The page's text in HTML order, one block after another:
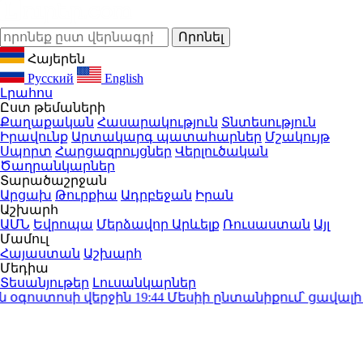
Հայերեն
Русский
English
Լրահոս
Ըստ թեմաների
Քաղաքական Հասարակություն Տնտեսություն
Իրավունք Արտակարգ պատահարներ Մշակույթ
Սպորտ Հարցազրույցներ Վերլուծական
Ծաղրանկարներ
Տարածաշրջան
Արցախ Թուրքիա Ադրբեջան Իրան
Աշխարհ
ԱՄՆ Եվրոպա Մերձավոր Արևելք Ռուսաստան Այլ
Մամուլ
Հայաստան Աշխարհ
Մեդիա
Տեսանյութեր Լուսանկարներ
վերջին19:44Մեսիի ընտանիքում՝ ցավալի